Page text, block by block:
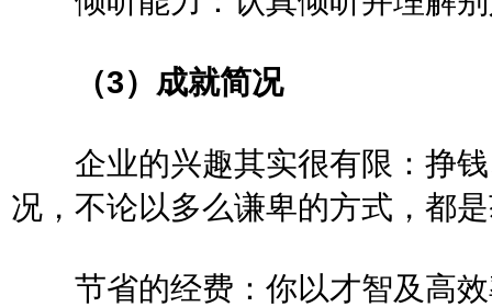
（3）成就简况
企业的兴趣其实很有限：挣钱
况，不论以多么谦卑的方式，
节省的经费：你以才智及高效